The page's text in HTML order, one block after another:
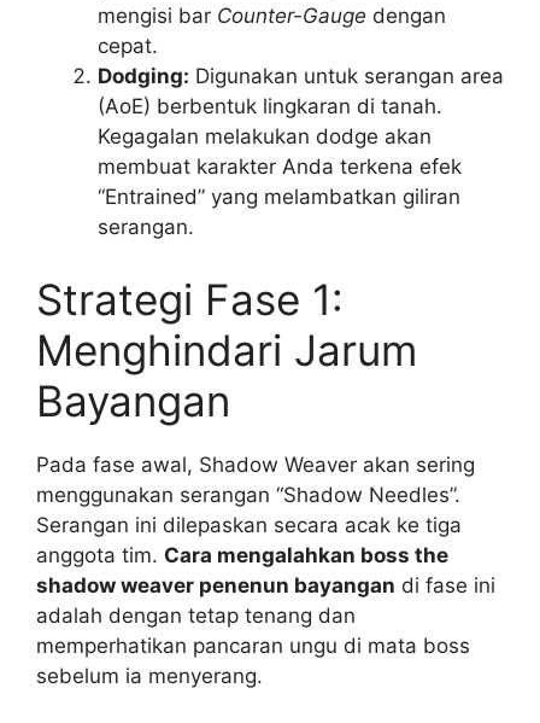
mengisi bar Counter-Gauge dengan
cepat.
Dodging: Digunakan untuk serangan area
(AoE) berbentuk lingkaran di tanah.
Kegagalan melakukan dodge akan
membuat karakter Anda terkena efek
“Entrained” yang melambatkan giliran
serangan.
Strategi Fase 1:
Menghindari Jarum
Bayangan
Pada fase awal, Shadow Weaver akan sering
menggunakan serangan “Shadow Needles”.
Serangan ini dilepaskan secara acak ke tiga
anggota tim. Cara mengalahkan boss the
shadow weaver penenun bayangan di fase ini
adalah dengan tetap tenang dan
memperhatikan pancaran ungu di mata boss
sebelum ia menyerang.